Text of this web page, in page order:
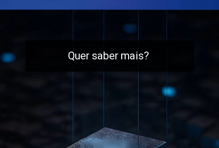
Quer saber mais?